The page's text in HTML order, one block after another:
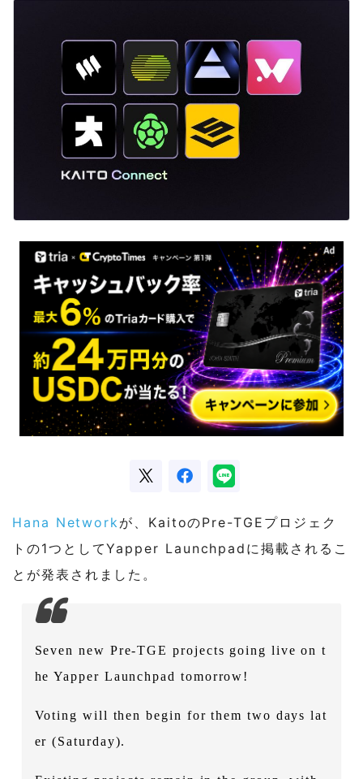
Hana Network が、KaitoのPre-TGEプロジェク
トの1つとしてYapper Launchpadに掲載されるこ
とが発表されました。
Seven new Pre-TGE projects going live on t
he Yapper Launchpad tomorrow!
Voting will then begin for them two days lat
er (Saturday).